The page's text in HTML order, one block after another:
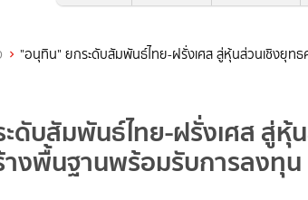
"อนุทิน" ยกระดับสัมพันธ์ไทย-ฝรั่งเศส สู่หุ้นส่วนเชิงยุท
ดับสัมพันธ์ไทย-ฝรั่งเศส สู่หุ้
างพื้นฐานพร้อมรับการลงทุน